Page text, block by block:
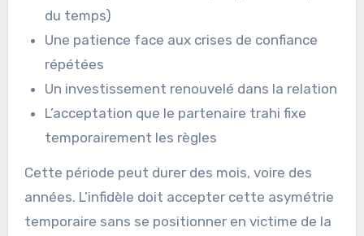
du temps)
Une patience face aux crises de confiance
répétées
Un investissement renouvelé dans la relation
L’acceptation que le partenaire trahi fixe
temporairement les règles
Cette période peut durer des mois, voire des
années. L’infidèle doit accepter cette asymétrie
temporaire sans se positionner en victime de la